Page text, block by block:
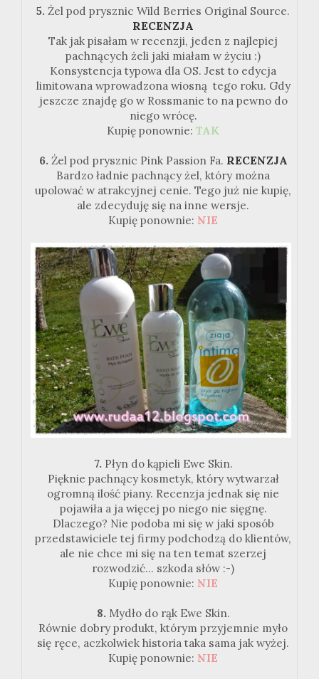
5. Żel pod prysznic Wild Berries Original Source.
RECENZJA
Tak jak pisałam w recenzji, jeden z najlepiej
pachnących żeli jaki miałam w życiu :)
Konsystencja typowa dla OS. Jest to edycja
limitowana wprowadzona wiosną tego roku. Gdy
jeszcze znajdę go w Rossmanie to na pewno do
niego wrócę.
Kupię ponownie: TAK
6. Żel pod prysznic Pink Passion Fa. RECENZJA
Bardzo ładnie pachnący żel, który można
upolować w atrakcyjnej cenie. Tego już nie kupię,
ale zdecyduję się na inne wersje.
Kupię ponownie: NIE
7. Płyn do kąpieli Ewe Skin.
Pięknie pachnący kosmetyk, który wytwarzał
ogromną ilość piany. Recenzja jednak się nie
pojawiła a ja więcej po niego nie sięgnę.
Dlaczego? Nie podoba mi się w jaki sposób
przedstawiciele tej firmy podchodzą do klientów,
ale nie chce mi się na ten temat szerzej
rozwodzić... szkoda słów :-)
Kupię ponownie: NIE
8. Mydło do rąk Ewe Skin.
Równie dobry produkt, którym przyjemnie myło
się ręce, aczkolwiek historia taka sama jak wyżej.
Kupię ponownie: NIE